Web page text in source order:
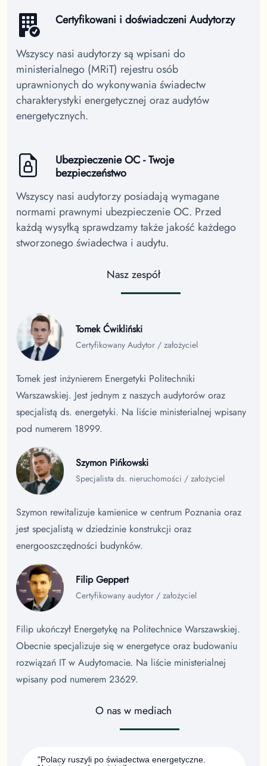
Certyfikowani i doświadczeni Audytorzy
Wszyscy nasi audytorzy są wpisani do
ministerialnego (MRiT) rejestru osób
uprawnionych do wykonywania świadectw
charakterystyki energetycznej oraz audytów
energetycznych.
Ubezpieczenie OC - Twoje
bezpieczeństwo
Wszyscy nasi audytorzy posiadają wymagane
normami prawnymi ubezpieczenie OC. Przed
każdą wysyłką sprawdzamy także jakość każdego
stworzonego świadectwa i audytu.
Nasz zespół
Tomek Ćwikliński
Certyfikowany Audytor / założyciel
Tomek jest inżynierem Energetyki Politechniki
Warszawskiej. Jest jednym z naszych audytorów oraz
specjalistą ds. energetyki. Na liście ministerialnej wpisany
pod numerem 18999.
Szymon Pińkowski
Specjalista ds. nieruchomości / założyciel
Szymon rewitalizuje kamienice w centrum Poznania oraz
jest specjalistą w dziedzinie konstrukcji oraz
energooszczędności budynków.
Filip Geppert
Certyfikowany audytor / założyciel
Filip ukończył Energetykę na Politechnice Warszawskiej.
Obecnie specjalizuje się w energetyce oraz budowaniu
rozwiązań IT w Audytomacie. Na liście ministerialnej
wpisany pod numerem 23629.
O nas w mediach
"Polacy ruszyli po świadectwa energetyczne.